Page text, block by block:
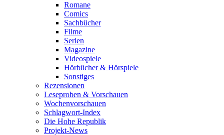
Romane
Comics
Sachbücher
Filme
Serien
Magazine
Videospiele
Hörbücher & Hörspiele
Sonstiges
Rezensionen
Leseproben & Vorschauen
Wochenvorschauen
Schlagwort-Index
Die Hohe Republik
Projekt-News